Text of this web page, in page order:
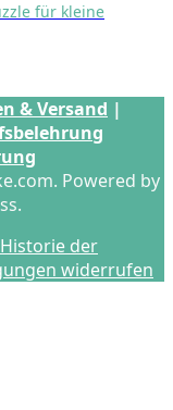
für kleine
& Versand |
Powered by
Historie der
widerrufen